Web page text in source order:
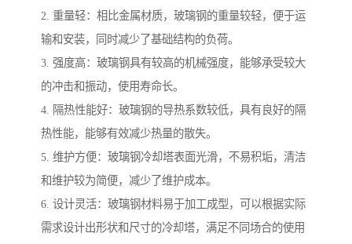
2. 重量轻：相比金属材质，玻璃钢的重量较轻，便于运
输和安装，同时减少了基础结构的负荷。
3. 强度高：玻璃钢具有较高的机械强度，能够承受较大
的冲击和振动，使用寿命长。
4. 隔热性能好：玻璃钢的导热系数较低，具有良好的隔
热性能，能够有效减少热量的散失。
5. 维护方便：玻璃钢冷却塔表面光滑，不易积垢，清洁
和维护较为简便，减少了维护成本。
6. 设计灵活：玻璃钢材料易于加工成型，可以根据实际
需求设计出形状和尺寸的冷却塔，满足不同场合的使用